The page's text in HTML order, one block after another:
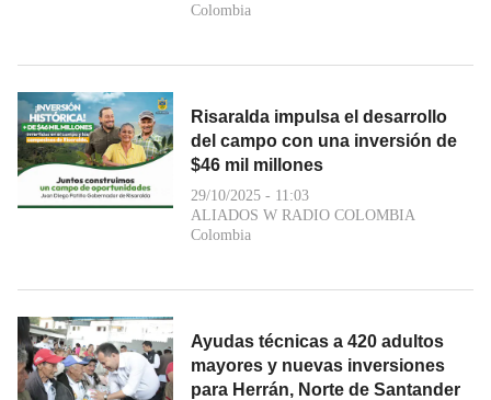
Colombia
Risaralda impulsa el desarrollo
del campo con una inversión de
$46 mil millones
29/10/2025 - 11:03
ALIADOS W RADIO COLOMBIA
Colombia
Ayudas técnicas a 420 adultos
mayores y nuevas inversiones
para Herrán, Norte de Santander